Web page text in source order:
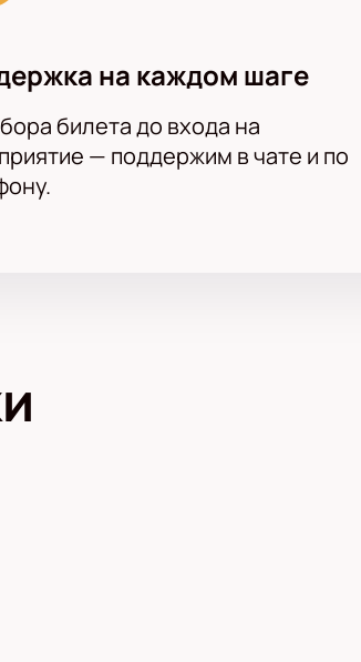
на каждом шаге
билета до входа на
— поддержим в чате и по